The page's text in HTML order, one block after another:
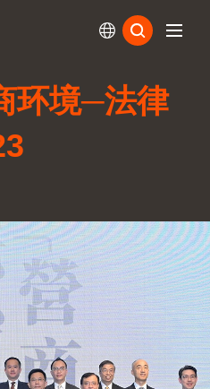
环境─法律